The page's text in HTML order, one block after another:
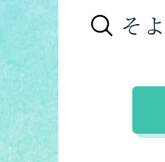
現
そ